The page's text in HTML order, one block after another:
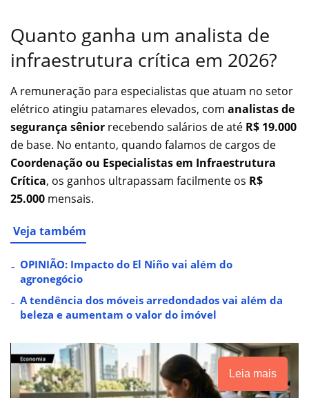
Quanto ganha um analista de
infraestrutura crítica em 2026?
A remuneração para especialistas que atuam no setor
elétrico atingiu patamares elevados, com analistas de
segurança sênior recebendo salários de até R$ 19.000
de base. No entanto, quando falamos de cargos de
Coordenação ou Especialistas em Infraestrutura
Crítica, os ganhos ultrapassam facilmente os R$
25.000 mensais.
Veja também
OPINIÃO: Impacto do El Niño vai além do
agronegócio
A tendência dos móveis arredondados vai além da
beleza e aumentam o valor do imóvel
Leia mais